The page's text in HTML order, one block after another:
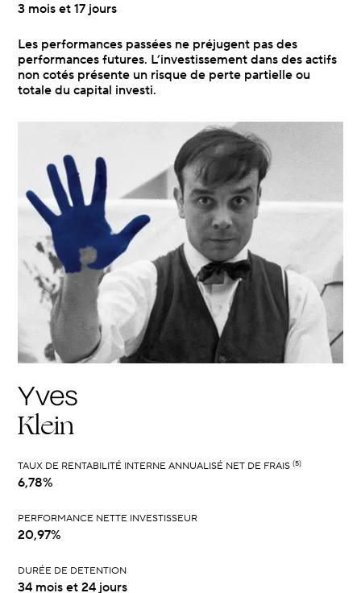
3 mois et 17 jours
Les performances passées ne préjugent pas des
performances futures. L’investissement dans des actifs
non cotés présente un risque de perte partielle ou
totale du capital investi.
Yves
Klein
TAUX DE RENTABILITÉ INTERNE ANNUALISÉ NET DE FRAIS (5)
6,78%
PERFORMANCE NETTE INVESTISSEUR
20,97%
DURÉE DE DETENTION
34 mois et 24 jours